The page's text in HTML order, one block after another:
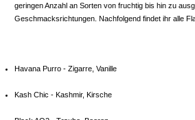
geringen Anzahl an Sorten von fruchtig bis hin zu
Geschmacksrichtungen. Nachfolgend findet ihr alle
Havana Purro - Zigarre, Vanille
Kash Chic - Kashmir, Kirsche